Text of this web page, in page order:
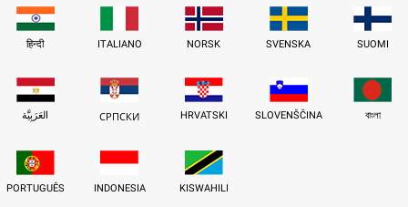
हिन्दी ITALIANO NORSK SVENSKA SUOMI
العَرَبِيَّة СРПСКИ HRVATSKI SLOVENŠČINA বাংলা
PORTUGUÊS INDONESIA KISWAHILI